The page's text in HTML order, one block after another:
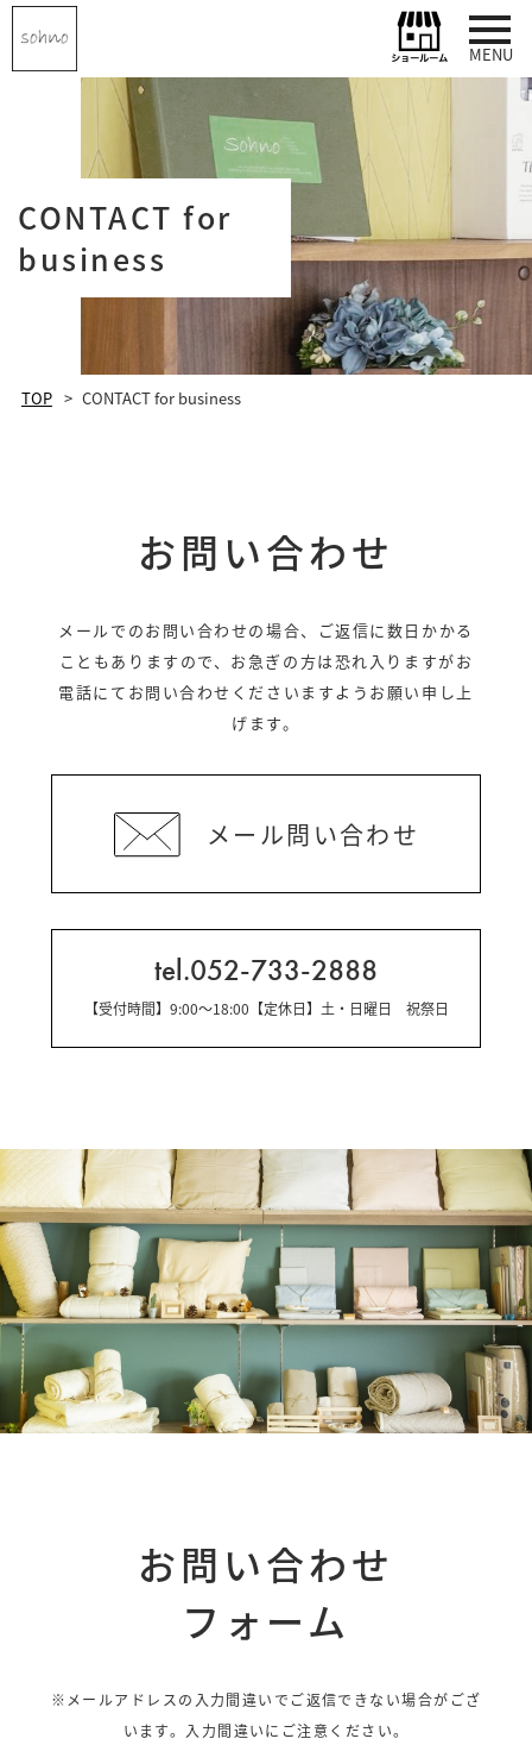
MENU
CONTACT for
business
TOP CONTACT for business
お問い合わせ
メールでのお問い合わせの場合、ご返信に数日かかる
こともありますので、 お急ぎの方は恐れ入りますがお
電話にてお問い合わせくださいますようお願い申し上
げます。
メール問い合わせ
tel.052-733-2888
【受付時間】9:00～18:00【定休日】土・日曜日 祝祭日
お問い合わせ
フォーム
※メールアドレスの入力間違いでご返信できない場合がござ
います。入力間違いにご注意ください。